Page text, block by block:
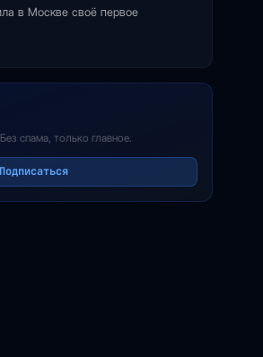
в Москве своё первое
спама, только главное.
Подписаться